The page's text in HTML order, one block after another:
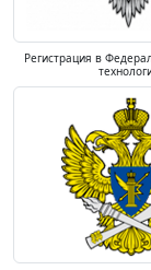
Регистрация в